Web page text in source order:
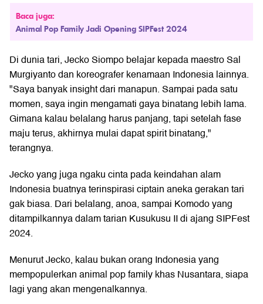
Baca juga:
Animal Pop Family Jadi Opening SIPFest 2024
Di dunia tari, Jecko Siompo belajar kepada maestro Sal
Murgiyanto dan koreografer kenamaan Indonesia lainnya.
"Saya banyak insight dari manapun. Sampai pada satu
momen, saya ingin mengamati gaya binatang lebih lama.
Gimana kalau belalang harus panjang, tapi setelah fase
maju terus, akhirnya mulai dapat spirit binatang,"
terangnya.
Jecko yang juga ngaku cinta pada keindahan alam
Indonesia buatnya terinspirasi ciptain aneka gerakan tari
gak biasa. Dari belalang, anoa, sampai Komodo yang
ditampilkannya dalam tarian Kusukusu II di ajang SIPFest
2024.
Menurut Jecko, kalau bukan orang Indonesia yang
mempopulerkan animal pop family khas Nusantara, siapa
lagi yang akan mengenalkannya.